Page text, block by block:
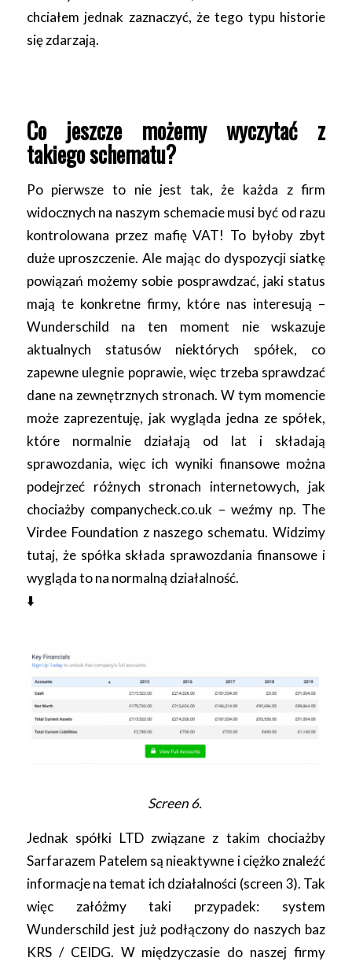
chciałem jednak zaznaczyć, że tego typu historie
się zdarzają.
Co jeszcze możemy wyczytać z
takiego schematu?
Po pierwsze to nie jest tak, że każda z firm
widocznych na naszym schemacie musi być od razu
kontrolowana przez mafię VAT! To byłoby zbyt
duże uproszczenie. Ale mając do dyspozycji siatkę
powiązań możemy sobie posprawdzać, jaki status
mają te konkretne firmy, które nas interesują –
Wunderschild na ten moment nie wskazuje
aktualnych statusów niektórych spółek, co
zapewne ulegnie poprawie, więc trzeba sprawdzać
dane na zewnętrznych stronach. W tym momencie
może zaprezentuję, jak wygląda jedna ze spółek,
które normalnie działają od lat i składają
sprawozdania, więc ich wyniki finansowe można
podejrzeć różnych stronach internetowych, jak
chociażby companycheck.co.uk – weźmy np. The
Virdee Foundation z naszego schematu. Widzimy
tutaj, że spółka składa sprawozdania finansowe i
wygląda to na normalną działalność.
⬇️
Screen 6.
Jednak spółki LTD związane z takim chociażby
Sarfarazem Patelem są nieaktywne i ciężko znaleźć
informacje na temat ich działalności (screen 3). Tak
więc załóżmy taki przypadek: system
Wunderschild jest już podłączony do naszych baz
KRS / CEIDG. W międzyczasie do naszej firmy